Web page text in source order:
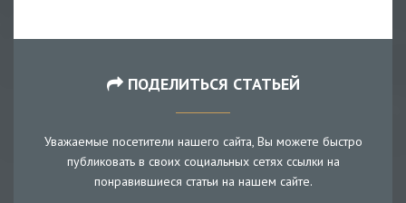
ПОДЕЛИТЬСЯ СТАТЬЕЙ
Уважаемые посетители нашего сайта, Вы можете быстро
публиковать в своих социальных сетях ссылки на
понравившиеся статьи на нашем сайте.